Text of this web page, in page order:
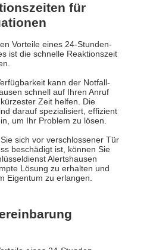
für
Vorteile eines 24-Stunden-
ist die schnelle Reaktionszeit
kann der Notfall-
schnell auf Ihren Anruf
Zeit helfen. Die
darauf spezialisiert, effizient
um Ihr Problem zu lösen.
sich vor verschlossener Tür
beschädigt ist, können Sie
Alertshausen
Lösung zu erhalten und
Eigentum zu erlangen.